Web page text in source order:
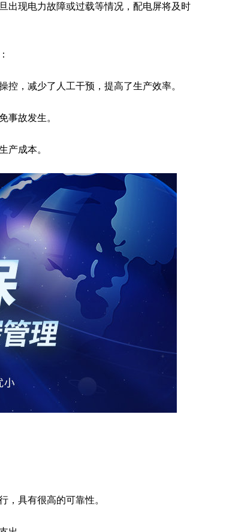
出现电力故障或过载等情况，配电屏将及时
，减少了人工干预，提高了生产效率。
事故发生。
产成本。
，具有很高的可靠性。